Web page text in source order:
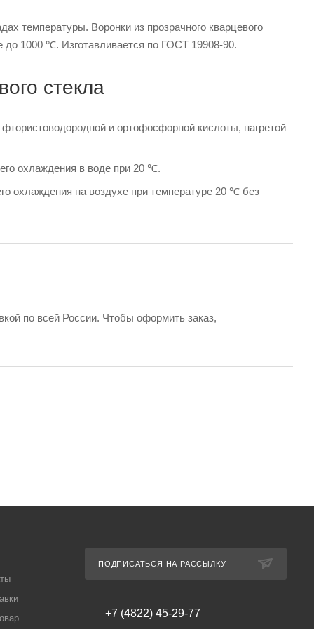
температуры. Воронки из прозрачного кварцевого
1000 ℃. Изготавливается по ГОСТ 19908-90.
стекла
и ортофосфорной кислоты, нагретой
охлаждения в воде при 20 ℃.
охлаждения на воздухе при температуре 20 ℃ без
по всей России. Чтобы оформить заказ,
ПОДПИСАТЬСЯ НА РАССЫЛКУ
+7 (4822) 45-29-77